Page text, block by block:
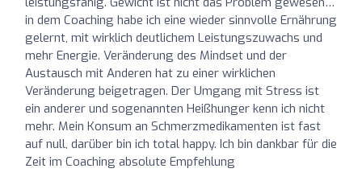
in dem Coaching habe ich eine wieder sinnvolle Ernährung
gelernt, mit wirklich deutlichem Leistungszuwachs und
mehr Energie. Veränderung des Mindset und der
Austausch mit Anderen hat zu einer wirklichen
Veränderung beigetragen. Der Umgang mit Stress ist
ein anderer und sogenannten Heißhunger kenn ich nicht
mehr. Mein Konsum an Schmerzmedikamenten ist fast
auf null, darüber bin ich total happy. Ich bin dankbar für die
Zeit im Coaching absolute Empfehlung